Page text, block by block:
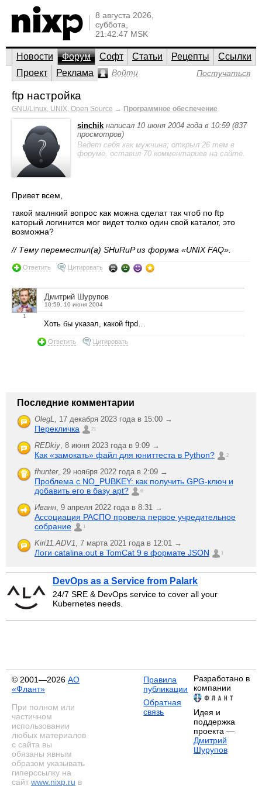
8 августа 2026,
суббота,
21:42:47 MSK
Новости Форум Софт Статьи Рецепты
Ссылки
Проект
Реклама Войти Постучаться
ftp настройка
GNU/Linux, UNIX, Open Source → Программное обеспечение
sinchik написал 10 июня 2004 года в 10:59 (837
просмотров)
Ведет себя как мужчина; открыл 26 тем в
форуме, оставил 70 комментариев на сайте.
Привет всем,
такой малнкий вопрос как можна сделат так чтоб по ftp
каторый логинится мог видет толко один свой каталог, это
возможна?
// Тему переместил(а) SHuRuP из форума «UNIX FAQ».
Ответить Цитировать
1
Дмитрий Шурупов
10:59, 10 июня 2004
Хоть бы указал, какой ftpd…
Ответить Цитировать
Последние комментарии
OlegL, 17 декабря 2023 года в 15:00 →
Перекличка 21
REDkiy, 8 июня 2023 года в 9:09 →
Как «замокать» файл для юниттеста в Python? 2
fhunter, 29 ноября 2022 года в 2:09 →
Проблема с NO_PUBKEY: как получить GPG-ключ и
добавить его в базу apt?
6
Иванн, 9 апреля 2022 года в 8:31 →
Ассоциация РАСПО провела первое учредительное
собрание
1
Kiri11.ADV1, 7 марта 2021 года в 12:01 →
Логи catalina.out в TomCat 9 в формате JSON 1
DevOps as a Service from Palark
24/7 SRE & DevOps service to cover all your
Kubernetes needs.
© 2001—2026 АО
«Флант»
При полном или
частичном
использовании
любых материалов
с сайта вы
обязаны явным
образом указывать
гиперссылку на
сайт www.nixp.ru в
Правила
публикации
Обратная
связь
Разработано в
компании
Идея и
поддержка
проекта —
Дмитрий
Шурупов